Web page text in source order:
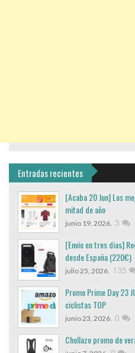
Entradas recientes
[Acaba 20 Jun] Los
mitad de año
junio 19, 2026, 3
[Envio en tres dias]
desde España (220€)
julio 25, 2026, 135
Promo Prime Day 23
ciclistas TOP
junio 23, 2026, 0
Chollazo promo de